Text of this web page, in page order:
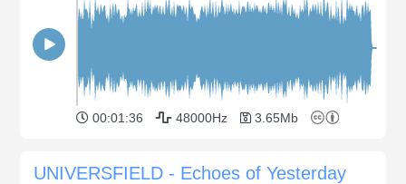
00:01:36 48000Hz 3.65Mb
UNIVERSFIELD - Echoes of Yesterday